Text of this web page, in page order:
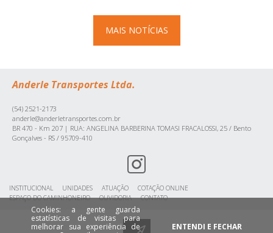
MAIS NOTÍCIAS
INSTITUCIONAL UNIDADES ATUAÇÃO
COTAÇÃO ONLINE
ESPAÇO DO CAMINHONEIRO
OUVIDORIA CONTATO
Anderle Transportes Ltda.
(54) 2521-2173
anderle@anderletransportes.com.br
BR 470 - Km 207 | RUA: ANGELINA BARBERINA TOMASI FRACALOSSI, 25 / Bento
Gonçalves - RS / 95709-410
Cookies: a gente guarda
estatísticas de visitas para
melhorar sua experiência de
ENTENDI E FECHAR